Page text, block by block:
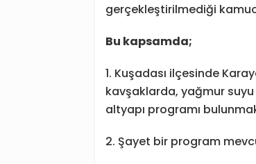
gerçekleştirilmediği
Bu kapsamda;
1.⁠ ⁠Kuşadası ilçesinde
kavşaklarda, yağmur suyu
altyapı programı
2.⁠ ⁠Şayet bir program